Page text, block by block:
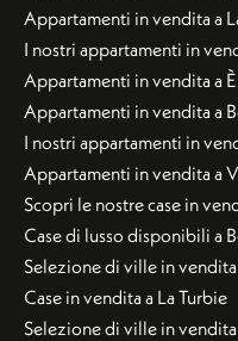
Appartamenti in vendita a
I nostri appartamenti in
Appartamenti in vendita a
Appartamenti in vendita a
I nostri appartamenti in
Appartamenti in vendita a
Scopri le nostre case in
Case di lusso disponibili a
Selezione di ville in
Case in vendita a La Turbie
Selezione di ville in